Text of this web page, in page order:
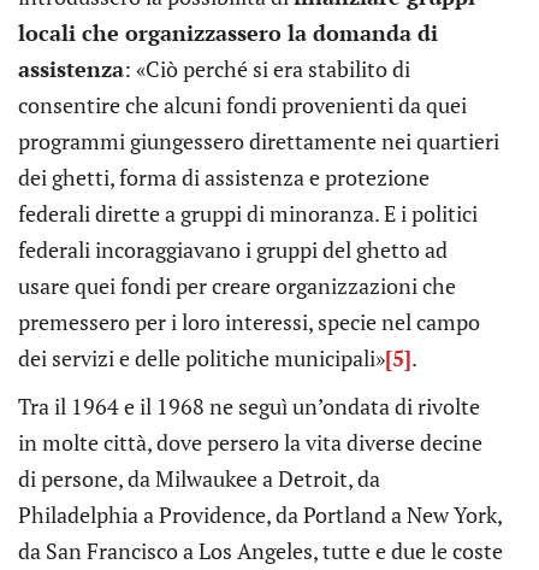
locali che organizzassero la domanda di
assistenza: «Ciò perché si era stabilito di
consentire che alcuni fondi provenienti da quei
programmi giungessero direttamente nei quartieri
dei ghetti, forma di assistenza e protezione
federali dirette a gruppi di minoranza. E i politici
federali incoraggiavano i gruppi del ghetto ad
usare quei fondi per creare organizzazioni che
premessero per i loro interessi, specie nel campo
dei servizi e delle politiche municipali»[5].
Tra il 1964 e il 1968 ne seguì un’ondata di rivolte
in molte città, dove persero la vita diverse decine
di persone, da Milwaukee a Detroit, da
Philadelphia a Providence, da Portland a New York,
da San Francisco a Los Angeles, tutte e due le coste